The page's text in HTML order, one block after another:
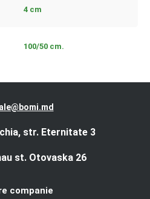
4 cm
100/50 cm.
str. Eternitate 3
st. Otovaska 26
companie